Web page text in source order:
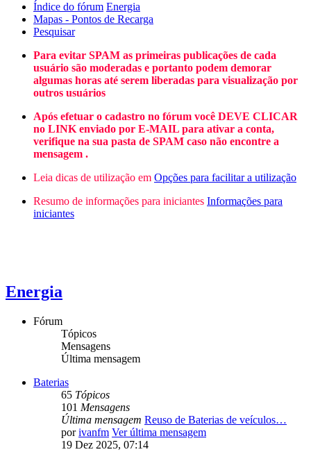
Índice do fórum Energia
Mapas - Pontos de Recarga
Pesquisar
Para evitar SPAM as primeiras publicações de cada
usuário são moderadas e portanto podem demorar
algumas horas até serem liberadas para visualização por
outros usuários
Após efetuar o cadastro no fórum você DEVE CLICAR
no LINK enviado por E-MAIL para ativar a conta,
verifique na sua pasta de SPAM caso não encontre a
mensagem .
Leia dicas de utilização em Opções para facilitar a utilização
Resumo de informações para iniciantes Informações para
iniciantes
Energia
Fórum
Tópicos
Mensagens
Última mensagem
Baterias
65 Tópicos
101 Mensagens
Última mensagem Reuso de Baterias de veículos…
porivanfm Ver última mensagem
19 Dez 2025, 07:14